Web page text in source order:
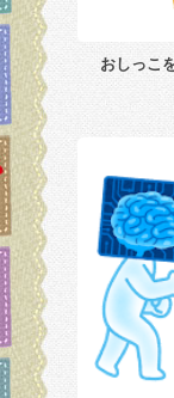
おしっこ